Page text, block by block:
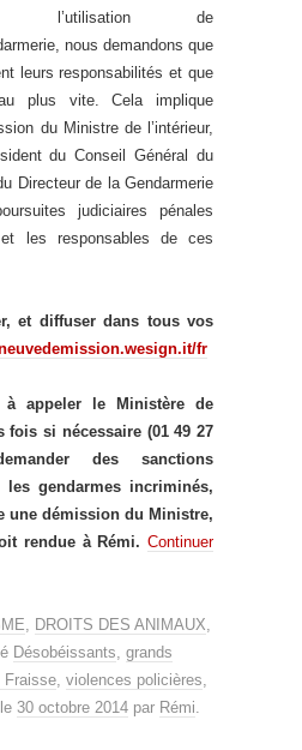
l’utilisation de
nous demandons que
leurs responsabilités et que
plus vite. Cela implique
du Ministre de l’intérieur,
du Conseil Général du
Directeur de la Gendarmerie
judiciaires pénales
les responsables de ces
et diffuser dans tous vos
fr
à appeler le Ministère de
fois si nécessaire (01 49 27
des sanctions
les gendarmes incriminés,
une démission du Ministre,
rendue à Rémi. Continuer
DROITS DES ANIMAUX
Désobéissants grands
Fraisse violences policières
le 30 octobre 2014 par Rémi